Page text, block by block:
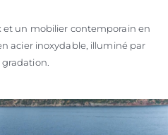
et un mobilier contemporain en
acier inoxydable, illuminé par